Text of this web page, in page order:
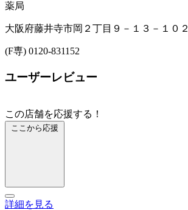
薬局
大阪府藤井寺市岡２丁目９－１３－１０２
(F専) 0120-831152
ユーザーレビュー
この店舗を応援する！
ここから応援
詳細を見る